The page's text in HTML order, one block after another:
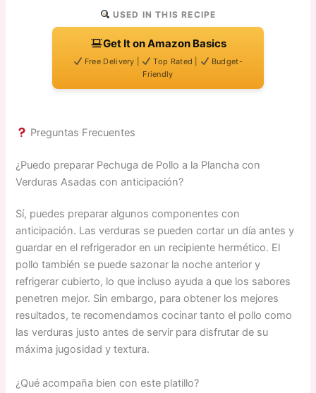
USED IN THIS RECIPE
Get It on Amazon Basics
Free Delivery | Top Rated |
Budget-
Friendly
Preguntas Frecuentes
¿Puedo preparar Pechuga de Pollo a la Plancha con
Verduras Asadas con anticipación?
Sí, puedes preparar algunos componentes con
anticipación. Las verduras se pueden cortar un día antes y
guardar en el refrigerador en un recipiente hermético. El
pollo también se puede sazonar la noche anterior y
refrigerar cubierto, lo que incluso ayuda a que los sabores
penetren mejor. Sin embargo, para obtener los mejores
resultados, te recomendamos cocinar tanto el pollo como
las verduras justo antes de servir para disfrutar de su
máxima jugosidad y textura.
¿Qué acompaña bien con este platillo?